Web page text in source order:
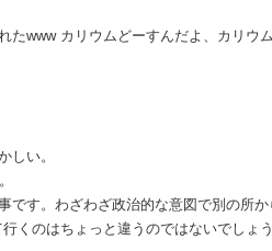
たwww カリウムどーすんだよ、カリウ
しい。
です。わざわざ政治的な意図で別の所か
くのはちょっと違うのではないでしょう